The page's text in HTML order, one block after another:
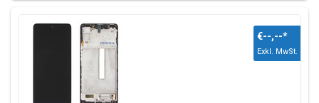
€--,--*
Exkl. MwSt.